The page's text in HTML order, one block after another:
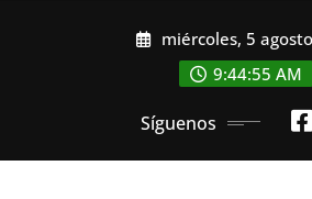
miércoles, 5
9:44:56 AM
Síguenos